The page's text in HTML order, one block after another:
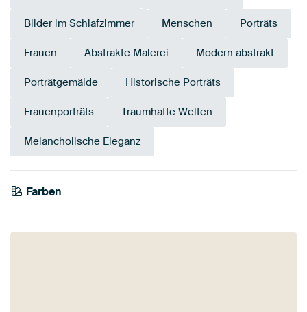
Bilder im Schlafzimmer Menschen Porträts
Frauen Abstrakte Malerei Modern abstrakt
Porträtgemälde Historische Porträts
Frauenporträts Traumhafte Welten
Melancholische Eleganz
Farben
Grau